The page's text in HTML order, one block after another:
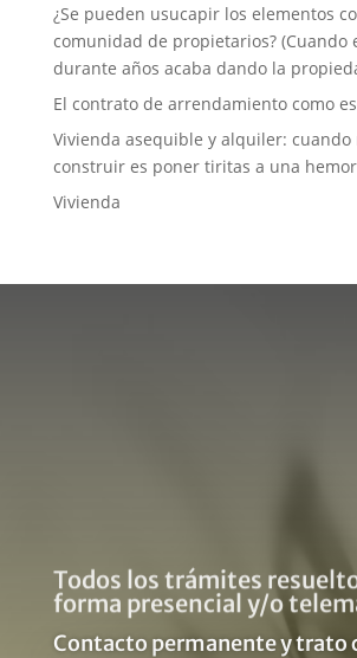
¿Se pueden usucapir los elementos
comunidad de propietarios? (Cuando
durante años acaba dando la
El contrato de arrendamiento como
Vivienda asequible y alquiler:
construir es poner tiritas a una
Vivienda
Todos los trámites
forma presencial y/o
Contacto permanente y trato